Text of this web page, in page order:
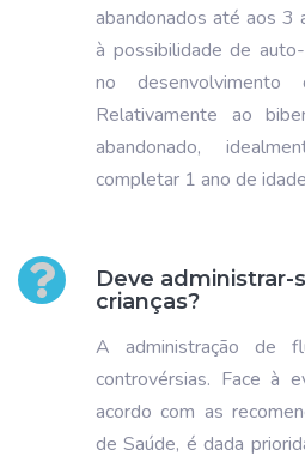
abandonados até aos 3
à possibilidade de
no desenvolvimento
Relativamente ao
abandonado,
completar 1 ano de
Deve administrar-
crianças?
A administração de
controvérsias. Face à
acordo com as
de Saúde, é dada